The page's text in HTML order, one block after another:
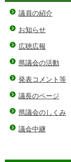
議員の紹介
お知らせ
広聴広報
県議会の活動
発表コメント等
議長のページ
県議会のしくみ
議会中継